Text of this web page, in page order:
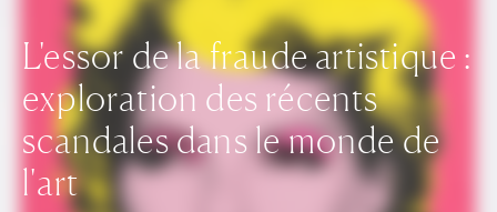
L'essor de la fraude artistique :
exploration des récents
scandales dans le monde de
l'art